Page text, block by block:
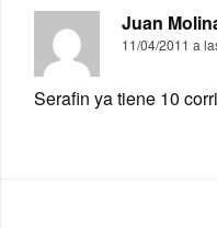
Juan
11/04/2011 a
Serafin ya tiene 10